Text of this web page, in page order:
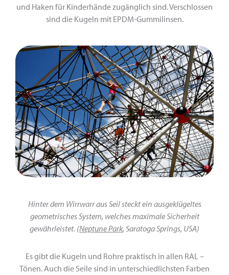
und Haken für Kinderhände zugänglich sind. Verschlossen
sind die Kugeln mit EPDM-Gummilinsen.
Hinter dem Wirrwarr aus Seil steckt ein ausgeklügeltes
geometrisches System, welches maximale Sicherheit
gewährleistet. (Neptune Park, Saratoga Springs, USA)
Es gibt die Kugeln und Rohre praktisch in allen RAL –
Tönen. Auch die Seile sind in unterschiedlichsten Farben